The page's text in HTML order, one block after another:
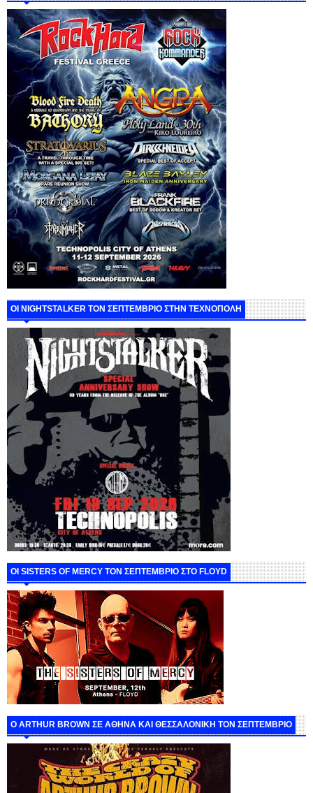
ΟΙ NIGHTSTALKER ΤΟΝ ΣΕΠΤΕΜΒΡΙΟ ΣΤΗΝ ΤΕΧΝΟΠΟΛΗ
ΟΙ SISTERS OF MERCY ΤΟΝ ΣΕΠΤΕΜΒΡΙΟ ΣΤΟ FLOYD
O ARTHUR BROWN ΣΕ ΑΘΗΝΑ ΚΑΙ ΘΕΣΣΑΛΟΝΙΚΗ ΤΟΝ ΣΕΠΤΕΜΒΡΙΟ